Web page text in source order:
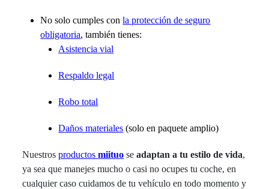
No solo cumples conla protección de seguro
obligatoria, también tienes:
Asistencia vial
Respaldo legal
Robo total
Daños materiales (solo en paquete amplio)
Nuestros productosmiituo se adaptan a tu estilo de vida,
ya sea que manejes mucho o casi no ocupes tu coche, en
cualquier caso cuidamos de tu vehículo en todo momento y